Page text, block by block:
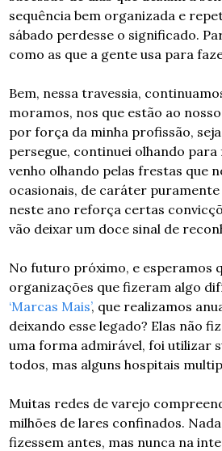
sequência bem organizada e
sábado perdesse o significado.
como as que a gente usa para
Bem, nessa travessia,
moramos, nos que estão ao
por força da minha profissão,
persegue, continuei olhando
venho olhando pelas frestas que
ocasionais, de caráter
neste ano reforça certas
vão deixar um doce sinal de
No futuro próximo, e esperamos
‘Marcas Mais’, que realizamos
deixando esse legado? Elas não
uma forma admirável, foi utilizar
todos, mas alguns hospitais
Muitas redes de varejo
milhões de lares confinados.
fizessem antes, mas nunca na